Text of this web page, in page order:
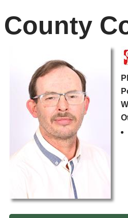
County